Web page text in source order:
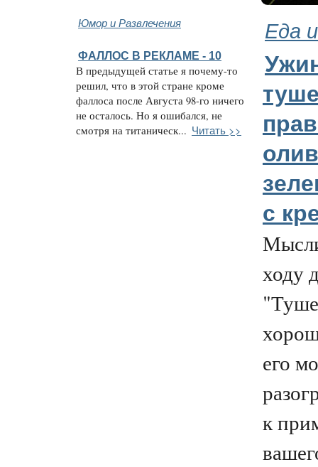
Юмор и Развлечения Еда
ФАЛЛОС В РЕКЛАМЕ - 10
В предыдущей статье я почему-то
решил, что в этой стране кроме
фаллоса после Августа 98-го ничего
не осталось. Но я ошибался, не
смотря на титаническ... Читать >>
с
ходу
его
к